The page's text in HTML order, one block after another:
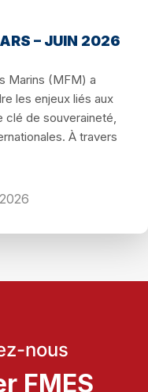
– JUIN 2026
Marins (MFM) a
les enjeux liés aux
clé de souveraineté,
À travers
nous
FMES